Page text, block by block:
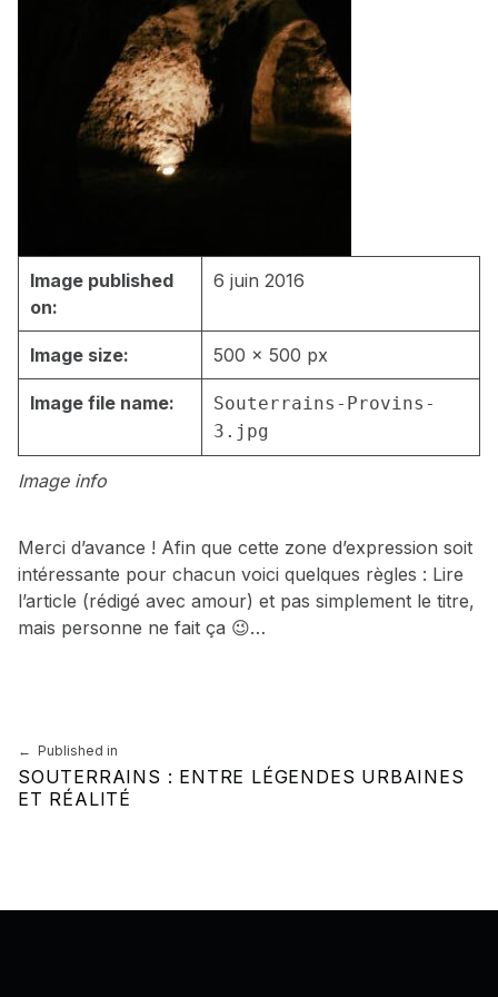
Image info
Image published
on:
6 juin 2016
Image size: 500 × 500 px
Image file name:
Souterrains-Provins-
3.jpg
Merci d’avance ! Afin que cette zone d’expression soit
intéressante pour chacun voici quelques règles : Lire
l’article (rédigé avec amour) et pas simplement le titre,
mais personne ne fait ça 😉…
Skip back to main navigation
Navigation de l’article
Published in
SOUTERRAINS : ENTRE LÉGENDES URBAINES
ET RÉALITÉ